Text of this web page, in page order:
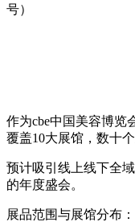
号）
作为cbe中国美容博览
覆盖10大展馆，数十
预计吸引线上线下全
的年度盛会。
展品范围与展馆分布：